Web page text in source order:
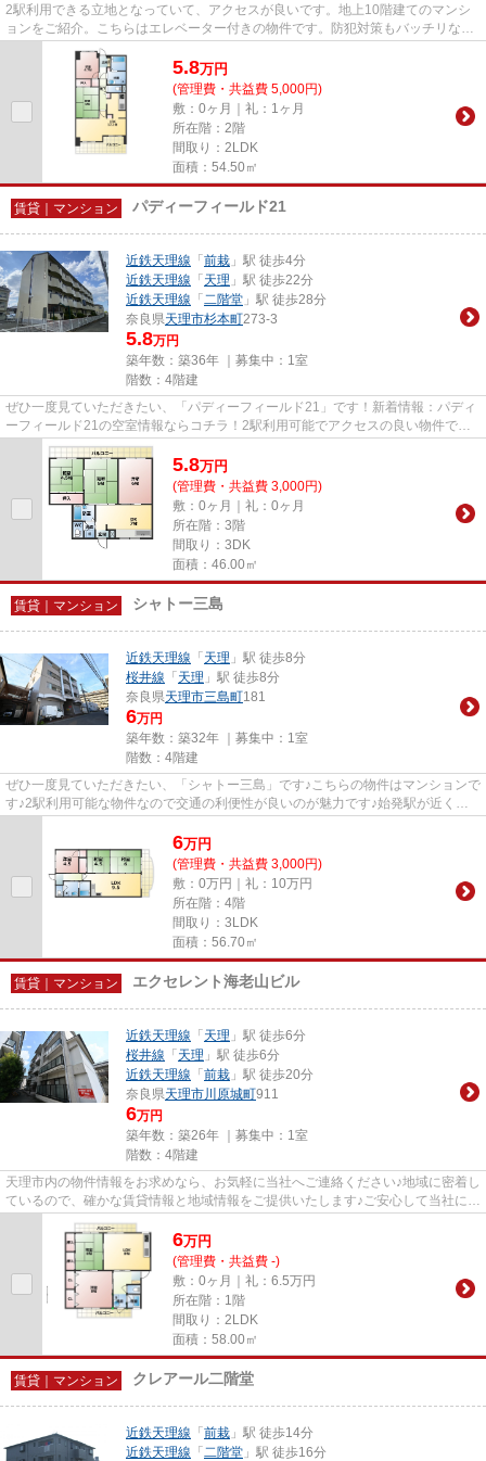
2駅利用できる立地となっていて、アクセスが良いです。地上10階建てのマンシ
ョンをご紹介。こちらはエレベーター付きの物件です。防犯対策もバッチリなマ
ンションタイプの物件です。で...
5.8万円
(管理費・共益費 5,000円)
敷：0ヶ月｜礼：1ヶ月
所在階：2階
間取り：2LDK
面積：54.50㎡
賃貸｜マンション パディーフィールド21
近鉄天理線 「 前栽 」駅 徒歩4分
近鉄天理線 「 天理 」駅 徒歩22分
近鉄天理線 「 二階堂 」駅 徒歩28分
奈良県天理市杉本町273-3
5.8万円
築年数：築36年 ｜募集中： 1室
階数：4階建
ぜひ一度見ていただきたい、「パディーフィールド21」です！新着情報：パディ
ーフィールド21の空室情報ならコチラ！2駅利用可能でアクセスの良い物件で
す！駅まで平坦な場所で移動もラ...
5.8万円
(管理費・共益費 3,000円)
敷：0ヶ月｜礼：0ヶ月
所在階：3階
間取り：3DK
面積：46.00㎡
賃貸｜マンション シャトー三島
近鉄天理線 「 天理 」駅 徒歩8分
桜井線 「 天理 」駅 徒歩8分
奈良県天理市三島町181
6万円
築年数：築32年 ｜募集中： 1室
階数：4階建
ぜひ一度見ていただきたい、「シャトー三島」です♪こちらの物件はマンションで
す♪2駅利用可能な物件なので交通の利便性が良いのが魅力です♪始発駅が近く、
6万円
(管理費・共益費 3,000円)
敷：0万円｜礼：10万円
所在階：4階
間取り：3LDK
面積：56.70㎡
賃貸｜マンション エクセレント海老山ビル
近鉄天理線 「 天理 」駅 徒歩6分
桜井線 「 天理 」駅 徒歩6分
近鉄天理線 「 前栽 」駅 徒歩20分
奈良県天理市川原城町911
6万円
築年数：築26年 ｜募集中： 1室
階数：4階建
天理市内の物件情報をお求めなら、お気軽に当社へご連絡ください♪地域に密着し
ているので、確かな賃貸情報と地域情報をご提供いたします♪ご安心して当社にお
6万円
(管理費・共益費 -)
敷：0ヶ月｜礼：6.5万円
所在階：1階
間取り：2LDK
面積：58.00㎡
賃貸｜マンション クレアール二階堂
近鉄天理線 「 前栽 」駅 徒歩14分
近鉄天理線 「 二階堂 」駅 徒歩16分